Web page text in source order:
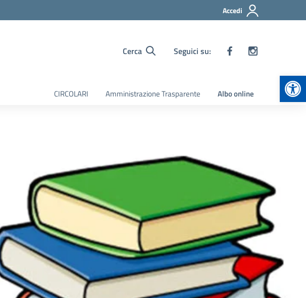
Accedi
Cerca Seguici su:
CIRCOLARI Amministrazione Trasparente Albo online